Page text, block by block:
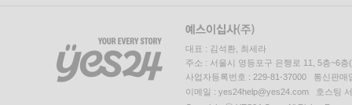
대표 : 김석환, 최세라
주소 : 서울시 영등포구 은행로 11, 5층~6
사업자등록번호 : 229-81-37000 통신판매
이메일 : yes24help@yes24.com 호스팅